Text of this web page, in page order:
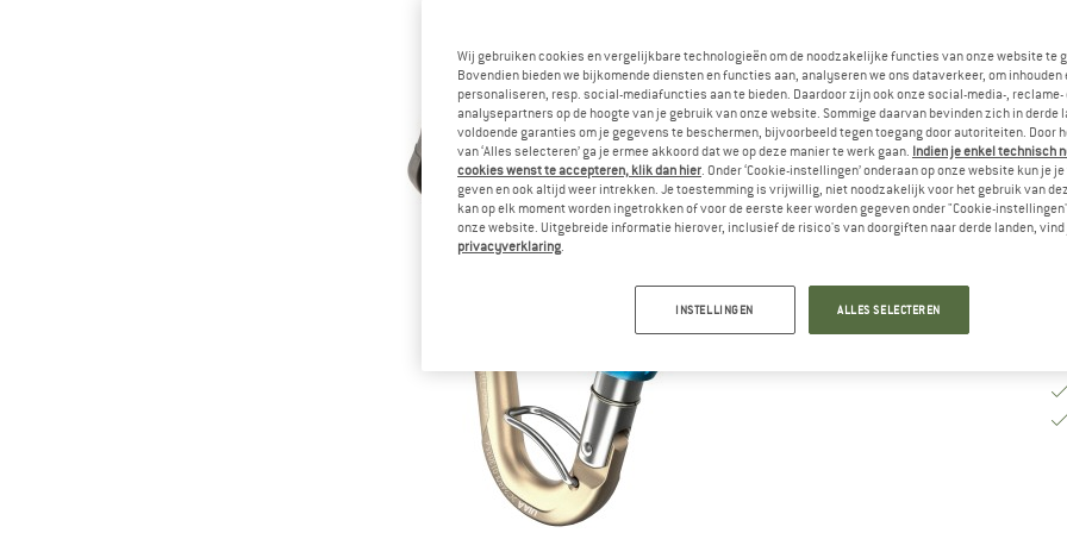
Wij gebruiken cookies en vergelijkbare technologieën om de noodzakelijke functies van onze website te
Bovendien bieden we bijkomende diensten en functies aan, analyseren we ons dataverkeer, om inhouden
personaliseren, resp. social-mediafuncties aan te bieden. Daardoor zijn ook onze social-media-, reclame-
analysepartners op de hoogte van je gebruik van onze website. Sommige daarvan bevinden zich in derde
voldoende garanties om je gegevens te beschermen, bijvoorbeeld tegen toegang door autoriteiten. Door
van ‘Alles selecteren’ ga je ermee akkoord dat we op deze manier te werk gaan. Indien je enkel technisch
cookies wenst te accepteren, klik dan hier. Onder ‘Cookie-instellingen’ onderaan op onze website kun je
geven en ook altijd weer intrekken. Je toestemming is vrijwillig, niet noodzakelijk voor het gebruik van
kan op elk moment worden ingetrokken of voor de eerste keer worden gegeven onder "Cookie-
onze website. Uitgebreide informatie hierover, inclusief de risico's van doorgiften naar derde landen, vind
privacyverklaring.
INSTELLINGEN ALLES SELECTEREN